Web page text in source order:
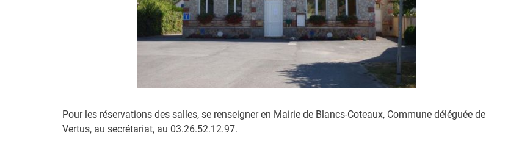
Pour les réservations des salles, se renseigner en Mairie de Blancs-Coteaux, Commune déléguée de
Vertus, au secrétariat, au 03.26.52.12.97.